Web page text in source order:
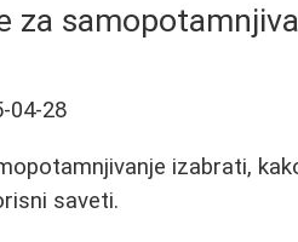
za
04-28
izabrati,
saveti.